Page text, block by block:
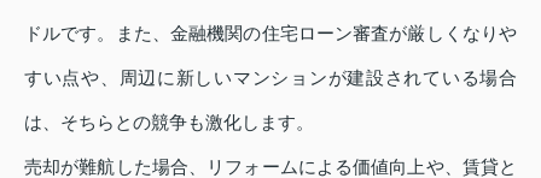
ドルです。また、金融機関の住宅ローン審査が厳しくなりや
すい点や、周辺に新しいマンションが建設されている場合
は、そちらとの競争も激化します。
売却が難航した場合、リフォームによる価値向上や、賃貸と